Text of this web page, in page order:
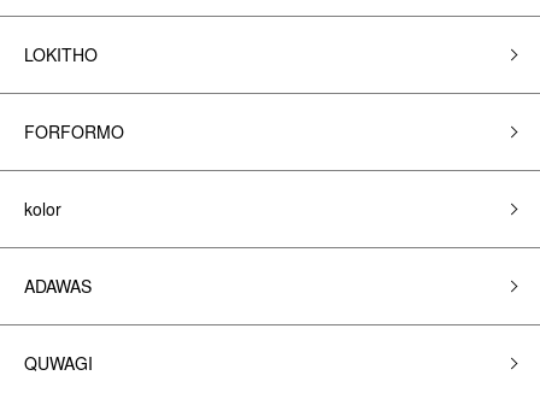
LOKITHO
FORFORMO
kolor
ADAWAS
QUWAGI